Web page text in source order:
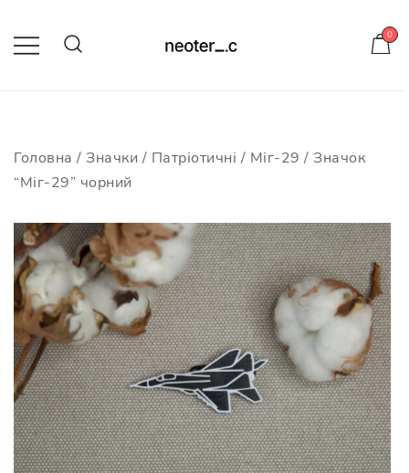
content
0
Головна / Значки / Патріотичні / Міг-29 / Значок
“Міг-29” чорний